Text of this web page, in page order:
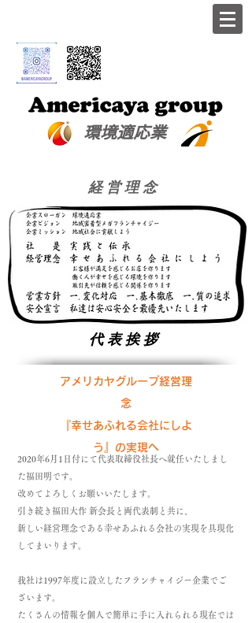
​環境適応業
経 営 理 念
代 表 挨 拶
アメリカヤグループ経営理
念
『幸せあふれる会社にしよ
う』の実現へ
2020年6月1日付にて代表取締役社長へ就任いたしまし
た福田明です。
改めてよろしくお願いいたします。
引き続き福田大作 新会長と両代表制と共に、
新しい経営理念である幸せあふれる会社の実現を具現化
してまいります。
我社は1997年度に設立したフランチャイジー企業でご
ざいます。
たくさんの情報を個人で簡単に手に入れられる現在では